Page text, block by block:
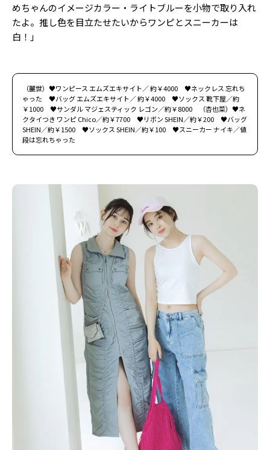
めちゃんのイメージカラー・ライトブルーを小物で取り入れ
たよ。推し色を目立たせたいからワンピとスニーカーは
白！」
（麗世）♥ワンピース エムズエキサイト／ 約￥4000 ♥ネックレス 忘れち
ゃった ♥バッグ エムズエキサイト／ 約￥4000 ♥ソックス 靴下屋／約
￥1000 ♥サンダル マジェスティック レゴン／約￥8000 （杏也菜）♥ネ
クタイつき ワンピ Chico／約￥7700 ♥リボン SHEIN／約￥200 ♥バッグ
SHEIN／約￥1500 ♥ソックス SHEIN／約￥100 ♥スニーカー ナイキ／値
段は忘れちゃった